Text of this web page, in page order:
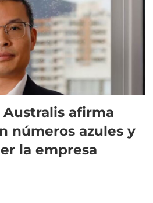
afirma
números azules y
la empresa